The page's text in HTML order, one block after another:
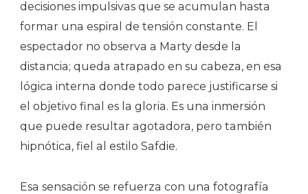
decisiones impulsivas que se acumulan hasta
formar una espiral de tensión constante. El
espectador no observa a Marty desde la
distancia; queda atrapado en su cabeza, en esa
lógica interna donde todo parece justificarse si
el objetivo final es la gloria. Es una inmersión
que puede resultar agotadora, pero también
hipnótica, fiel al estilo Safdie.
Esa sensación se refuerza con una fotografía